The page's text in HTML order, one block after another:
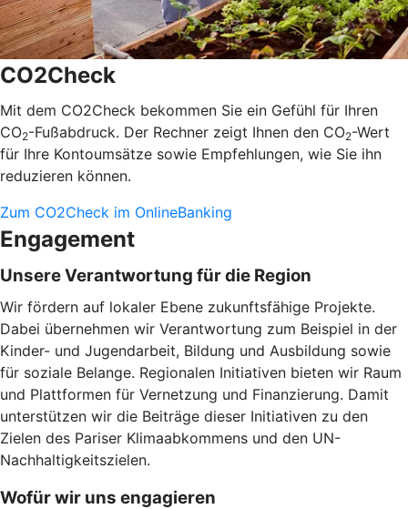
CO2Check
Mit dem CO2Check bekommen Sie ein Gefühl für Ihren
CO2-Fußabdruck. Der Rechner zeigt Ihnen den CO2-Wert
für Ihre Kontoumsätze sowie Empfehlungen, wie Sie ihn
reduzieren können.
Zum CO2Check im OnlineBanking
Engagement
Unsere Verantwortung für die Region
Wir fördern auf lokaler Ebene zukunftsfähige Projekte.
Dabei übernehmen wir Verantwortung zum Beispiel in der
Kinder- und Jugendarbeit, Bildung und Ausbildung sowie
für soziale Belange. Regionalen Initiativen bieten wir Raum
und Plattformen für Vernetzung und Finanzierung. Damit
unterstützen wir die Beiträge dieser Initiativen zu den
Zielen des Pariser Klimaabkommens und den UN-
Nachhaltigkeitszielen.
Wofür wir uns engagieren